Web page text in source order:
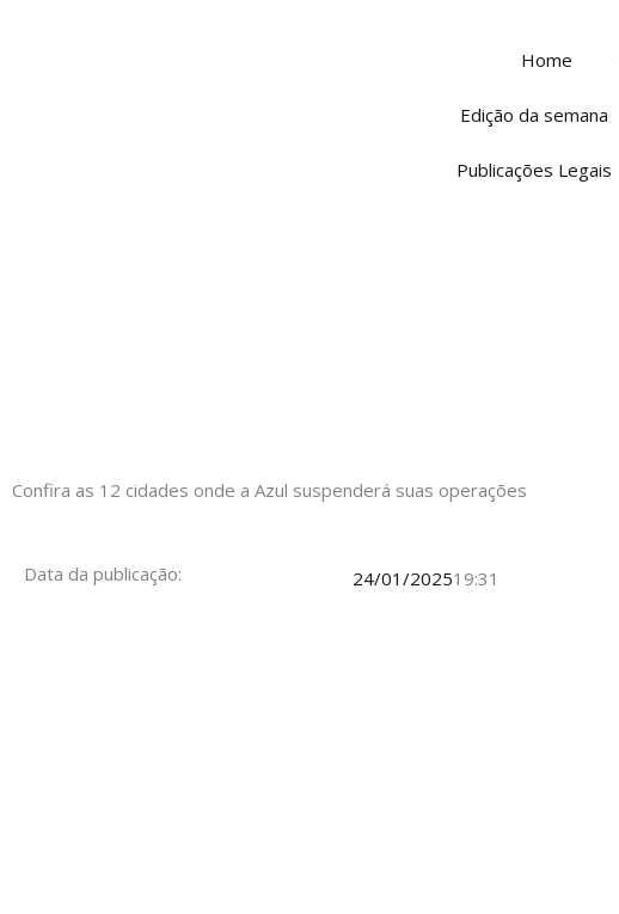
Home
Edição da semana
Publicações Legais
Confira as 12 cidades onde a Azul suspenderá suas operações
Data da publicação: 24/01/202519:31